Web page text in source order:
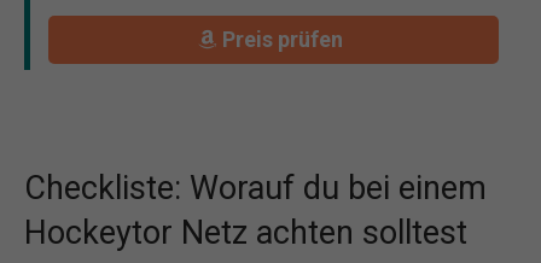
Preis prüfen
Checkliste: Worauf du bei einem
Hockeytor Netz achten solltest